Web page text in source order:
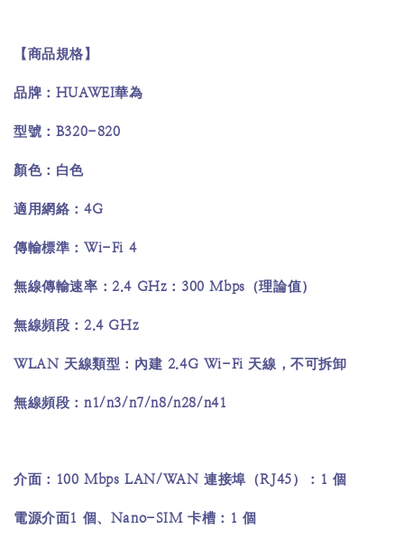
【商品規格】
品牌： HUAWEI華為
型號： B320-820
顏色：白色
適用網絡： 4G
傳輸標準： Wi-Fi 4
無線傳輸速率： 2.4 GHz ： 300 Mbps （理論值）
無線頻段： 2.4 GHz
WLAN 天線類型：內建 2.4G Wi-Fi 天線，不可拆卸
無線頻段： n1/n3/n7/n8/n28/n41
介面： 100 Mbps LAN/WAN連接埠（RJ45）： 1個
電源介面1 個、 Nano-SIM卡槽： 1個